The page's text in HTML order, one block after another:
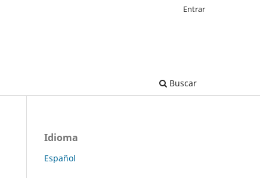
Buscar
Entrar
Idioma
Español